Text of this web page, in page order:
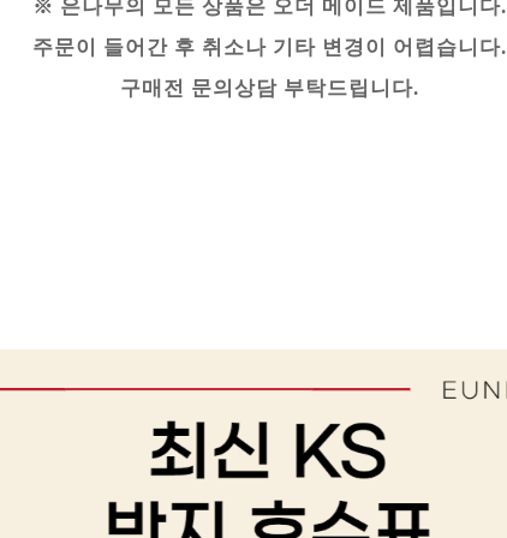
※ 은나무의 모든 상품은 오더 메이드 제품입니다.
주문이 들어간 후 취소나 기타 변경이 어렵습니다.
구매전 문의상담 부탁드립니다.